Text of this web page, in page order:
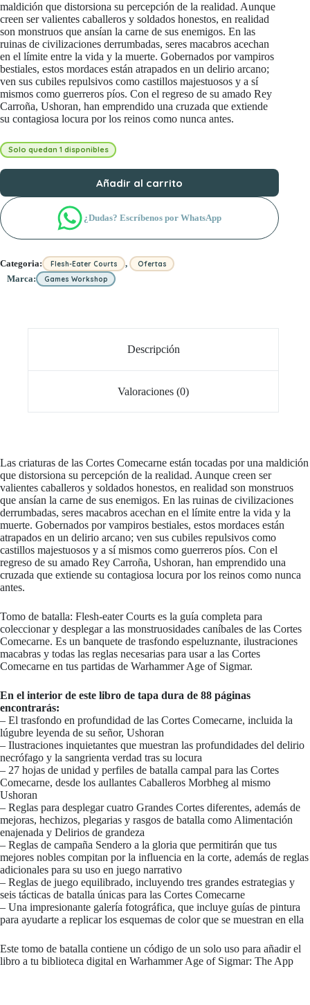
maldición que distorsiona su percepción de la realidad. Aunque
creen ser valientes caballeros y soldados honestos, en realidad
son monstruos que ansían la carne de sus enemigos. En las
ruinas de civilizaciones derrumbadas, seres macabros acechan
en el límite entre la vida y la muerte. Gobernados por vampiros
bestiales, estos mordaces están atrapados en un delirio arcano;
ven sus cubiles repulsivos como castillos majestuosos y a sí
mismos como guerreros píos. Con el regreso de su amado Rey
Carroña, Ushoran, han emprendido una cruzada que extiende
su contagiosa locura por los reinos como nunca antes.
Solo quedan 1 disponibles
Añadir al carrito
¿Dudas? Escríbenos por WhatsApp
Categoria: Flesh-Eater Courts , Ofertas
Marca: Games Workshop
Descripción
Valoraciones (0)
Las criaturas de las Cortes Comecarne están tocadas por una maldición
que distorsiona su percepción de la realidad. Aunque creen ser
valientes caballeros y soldados honestos, en realidad son monstruos
que ansían la carne de sus enemigos. En las ruinas de civilizaciones
derrumbadas, seres macabros acechan en el límite entre la vida y la
muerte. Gobernados por vampiros bestiales, estos mordaces están
atrapados en un delirio arcano; ven sus cubiles repulsivos como
castillos majestuosos y a sí mismos como guerreros píos. Con el
regreso de su amado Rey Carroña, Ushoran, han emprendido una
cruzada que extiende su contagiosa locura por los reinos como nunca
antes.
Tomo de batalla: Flesh-eater Courts es la guía completa para
coleccionar y desplegar a las monstruosidades caníbales de las Cortes
Comecarne. Es un banquete de trasfondo espeluznante, ilustraciones
macabras y todas las reglas necesarias para usar a las Cortes
Comecarne en tus partidas de Warhammer Age of Sigmar.
En el interior de este libro de tapa dura de 88 páginas
encontrarás:
– El trasfondo en profundidad de las Cortes Comecarne, incluida la
lúgubre leyenda de su señor, Ushoran
– Ilustraciones inquietantes que muestran las profundidades del delirio
necrófago y la sangrienta verdad tras su locura
– 27 hojas de unidad y perfiles de batalla campal para las Cortes
Comecarne, desde los aullantes Caballeros Morbheg al mismo
Ushoran
– Reglas para desplegar cuatro Grandes Cortes diferentes, además de
mejoras, hechizos, plegarias y rasgos de batalla como Alimentación
enajenada y Delirios de grandeza
– Reglas de campaña Sendero a la gloria que permitirán que tus
mejores nobles compitan por la influencia en la corte, además de reglas
adicionales para su uso en juego narrativo
– Reglas de juego equilibrado, incluyendo tres grandes estrategias y
seis tácticas de batalla únicas para las Cortes Comecarne
– Una impresionante galería fotográfica, que incluye guías de pintura
para ayudarte a replicar los esquemas de color que se muestran en ella
Este tomo de batalla contiene un código de un solo uso para añadir el
libro a tu biblioteca digital en Warhammer Age of Sigmar: The App